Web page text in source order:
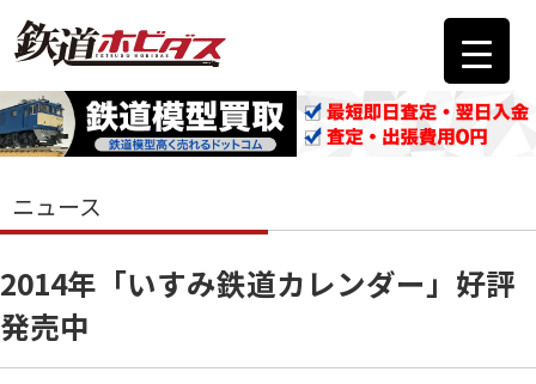
ニュース
2014年「いすみ鉄道カレンダー」好評
発売中